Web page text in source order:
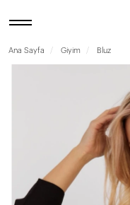
Ana Sayfa Giyim Bluz